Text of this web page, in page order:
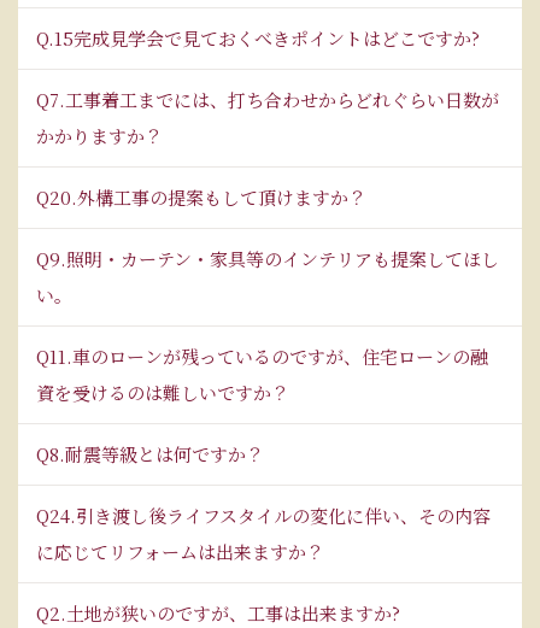
Q.15完成見学会で見ておくべきポイントはどこですか?
Q7.工事着工までには、打ち合わせからどれぐらい日数が
かかりますか？
Q20.外構工事の提案もして頂けますか？
Q9.照明・カーテン・家具等のインテリアも提案してほし
い。
Q11.車のローンが残っているのですが、住宅ローンの融
資を受けるのは難しいですか？
Q8.耐震等級とは何ですか？
Q24.引き渡し後ライフスタイルの変化に伴い、その内容
に応じてリフォームは出来ますか？
Q2.土地が狭いのですが、工事は出来ますか?